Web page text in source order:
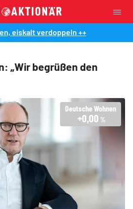
eiskalt verdoppeln ++
„Wir begrüßen den
Deutsche Wohnen
+0,00 %